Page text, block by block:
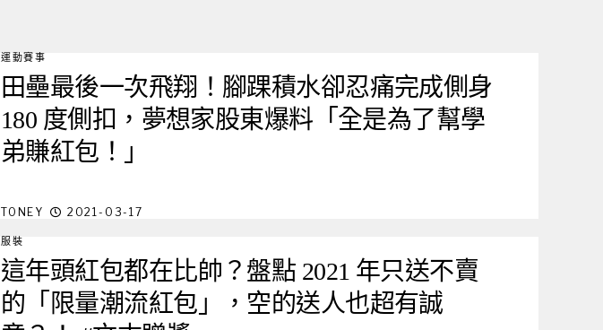
運動賽事
田壘最後一次飛翔！腳踝積水卻忍痛完成側身
180 度側扣，夢想家股東爆料「全是為了幫學
弟賺紅包！」
TONEY 2021-03-17
服裝
這年頭紅包都在比帥？盤點 2021 年只送不賣
的「限量潮流紅包」，空的送人也超有誠